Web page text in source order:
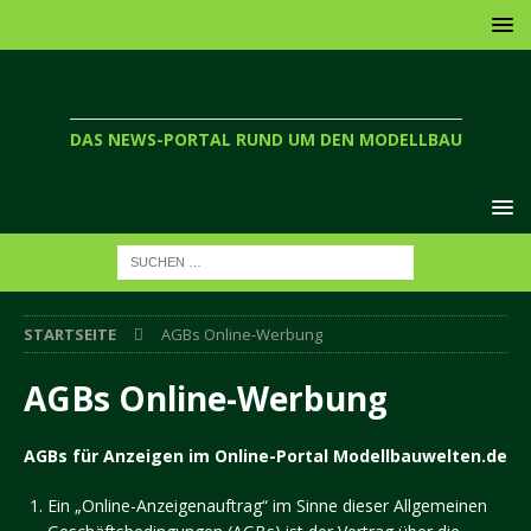
DAS NEWS-PORTAL RUND UM DEN MODELLBAU
STARTSEITE AGBs Online-Werbung
AGBs Online-Werbung
AGBs für Anzeigen im Online-Portal Modellbauwelten.de
Ein „Online-Anzeigenauftrag“ im Sinne dieser Allgemeinen